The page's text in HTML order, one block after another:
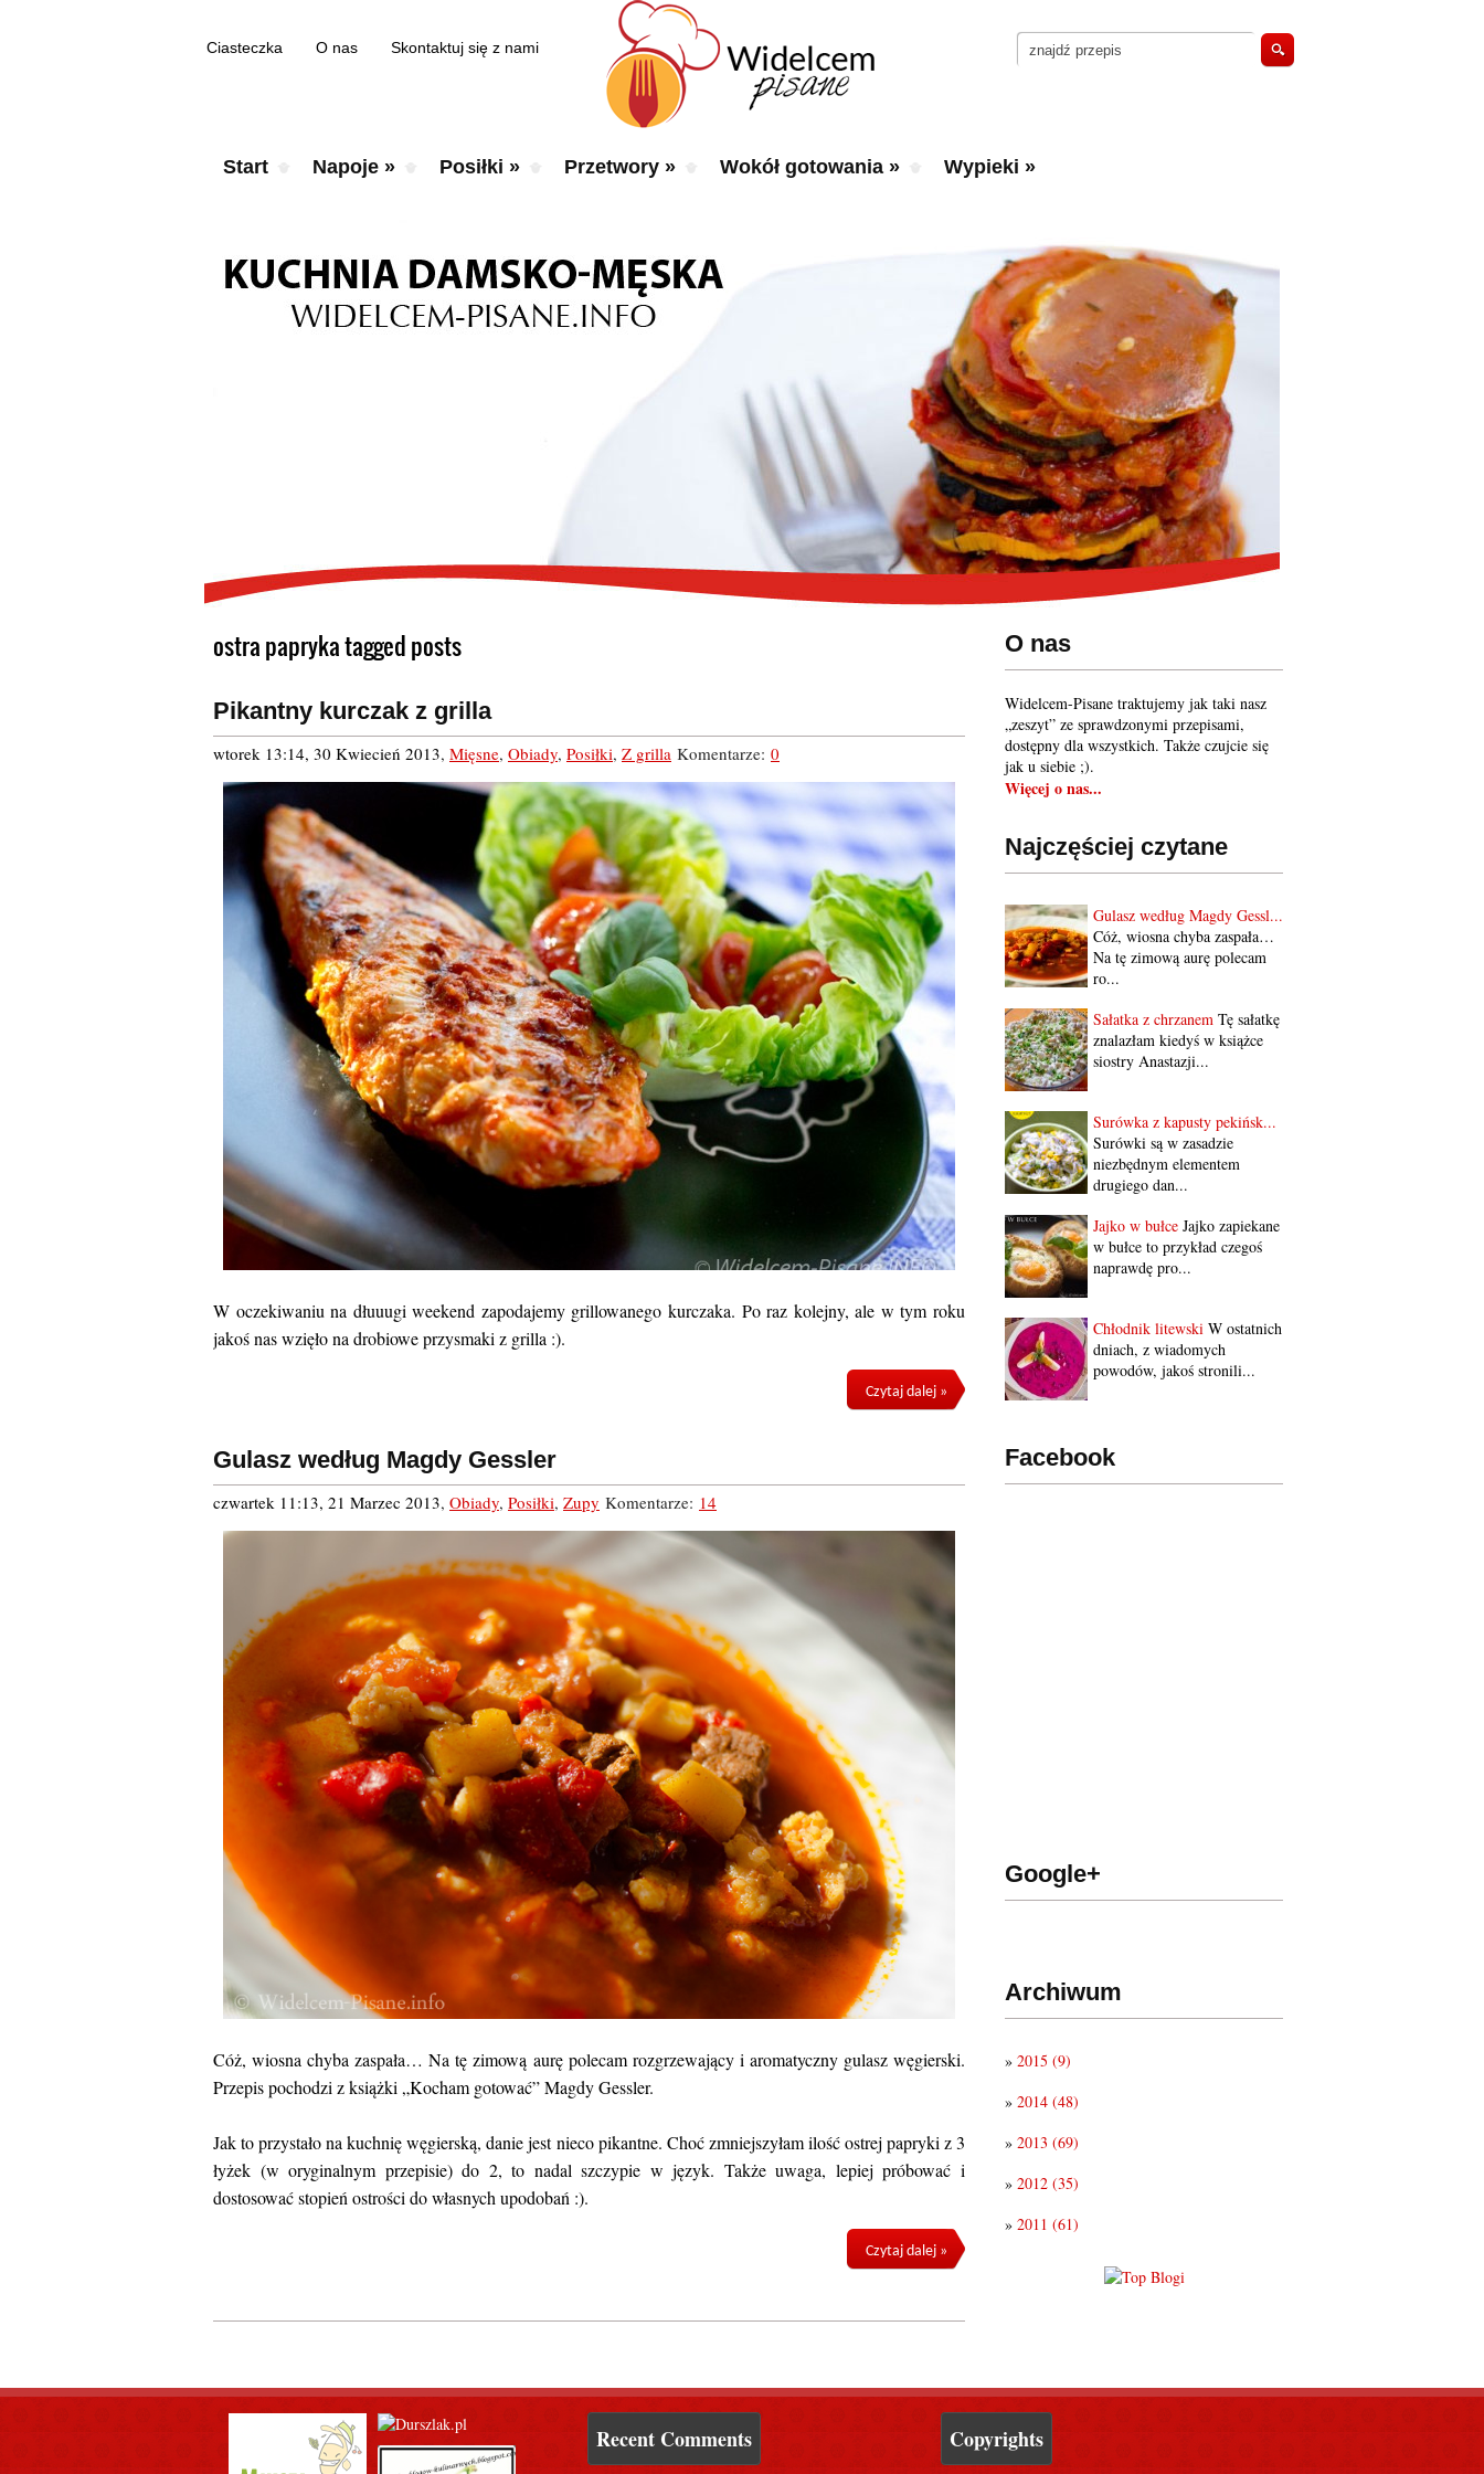
Ciasteczka O nas Skontaktuj się z nami
Start Napoje » Posiłki » Przetwory » Wokół gotowania » Wypieki »
O nas
Widelcem-Pisane traktujemy jak taki nasz
„zeszyt” ze sprawdzonymi przepisami,
dostępny dla wszystkich. Także czujcie się
jak u siebie ;).
Więcej o nas...
Najczęściej czytane
Gulasz według Magdy Gessl...
Cóż, wiosna chyba zaspała…
Na tę zimową aurę polecam
ro...
Sałatka z chrzanem Tę sałatkę
znalazłam kiedyś w książce
siostry Anastazji...
Surówka z kapusty pekińsk...
Surówki są w zasadzie
niezbędnym elementem
drugiego dan...
Jajko w bułce Jajko zapiekane
w bułce to przykład czegoś
naprawdę pro...
Chłodnik litewski W ostatnich
dniach, z wiadomych
powodów, jakoś stronili...
Facebook
Google+
Archiwum
» 2015 (9)
» 2014 (48)
» 2013 (69)
» 2012 (35)
» 2011 (61)
ostra papryka tagged posts
Pikantny kurczak z grilla
wtorek 13:14, 30 Kwiecień 2013, Mięsne, Obiady, Posiłki, Z grilla Komentarze: 0
W oczekiwaniu na dłuuugi weekend zapodajemy grillowanego kurczaka. Po raz kolejny, ale w tym roku
jakoś nas wzięło na drobiowe przysmaki z grilla :).
Czytaj dalej »
Gulasz według Magdy Gessler
czwartek 11:13, 21 Marzec 2013, Obiady, Posiłki, Zupy Komentarze: 14
Cóż, wiosna chyba zaspała… Na tę zimową aurę polecam rozgrzewający i aromatyczny gulasz węgierski.
Przepis pochodzi z książki „Kocham gotować” Magdy Gessler.
Jak to przystało na kuchnię węgierską, danie jest nieco pikantne. Choć zmniejszyłam ilość ostrej papryki z 3
łyżek (w oryginalnym przepisie) do 2, to nadal szczypie w język. Także uwaga, lepiej próbować i
dostosować stopień ostrości do własnych upodobań :).
Czytaj dalej »
Recent Comments Copyrights